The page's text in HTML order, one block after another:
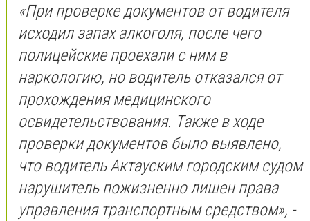
«При проверке документов от водителя
исходил запах алкоголя, после чего
полицейские проехали с ним в
наркологию, но водитель отказался от
прохождения медицинского
освидетельствования. Также в ходе
проверки документов было выявлено,
что водитель Актауским городским судом
нарушитель пожизненно лишен права
управления транспортным средством», -